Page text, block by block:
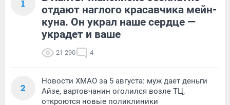
1
отдают наглого красавчика мейн-
куна. Он украл наше сердце —
украдет и ваше
21 290 4
2
Новости ХМАО за 5 августа: муж дает деньги
Айзе, вартовчанин оголился возле ТЦ,
откроются новые поликлиники